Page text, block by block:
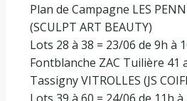
Plan de Campagne LES
(SCULPT ART BEAUTY)
Lots 28 à 38 = 23/06 de 9h à
Fontblanche ZAC Tuilière 41
Tassigny VITROLLES (JS